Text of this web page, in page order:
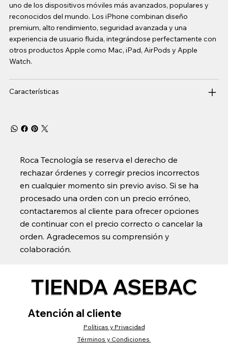
uno de los dispositivos móviles más avanzados, populares y
reconocidos del mundo. Los iPhone combinan diseño
premium, alto rendimiento, seguridad avanzada y una
experiencia de usuario fluida, integrándose perfectamente con
otros productos Apple como Mac, iPad, AirPods y Apple
Watch.
Características
Roca Tecnología se reserva el derecho de
rechazar órdenes y corregir precios incorrectos
en cualquier momento sin previo aviso. Si se ha
procesado una orden con un precio erróneo,
contactaremos al cliente para ofrecer opciones
de continuar con el precio correcto o cancelar la
orden. Agradecemos su comprensión y
colaboración.
TIENDA ASEBAC
Atención al cliente
Políticas y Privacidad
Términos y Condiciones